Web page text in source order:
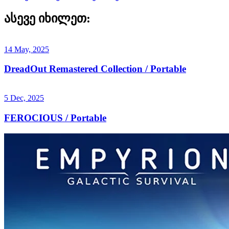
ასევე იხილეთ:
14 May, 2025
DreadOut Remastered Collection / Portable
5 Dec, 2025
FEROCIOUS / Portable